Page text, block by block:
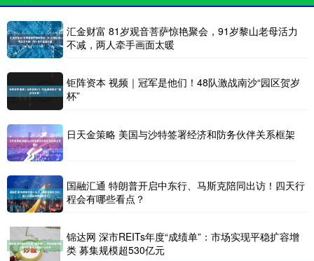
汇金财富 81岁观音菩萨惊艳聚会，91岁黎山老母活力
不减，两人牵手画面太暖
钜阵资本 视频｜冠军是他们！48队激战南沙“园区贺岁
杯”
日天金策略 美国与沙特签署经济和防务伙伴关系框架
国融汇通 特朗普开启中东行、马斯克陪同出访！四天行
程会有哪些看点？
锦达网 深市REITs年度“成绩单”：市场实现平稳扩容增
类 募集规模超530亿元